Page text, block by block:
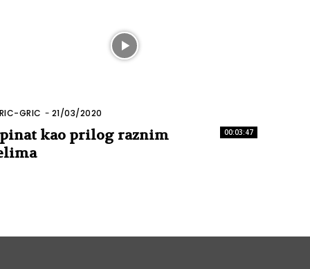
00:03:47
GRIC - 21/03/2020
kao prilog raznim